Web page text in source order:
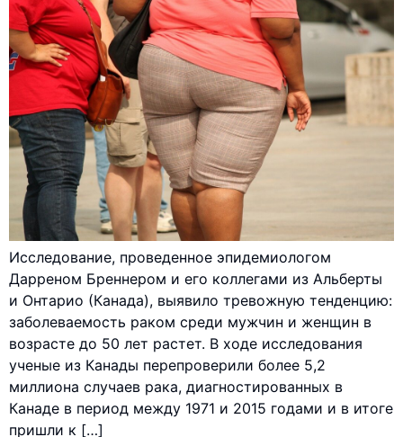
Исследование, проведенное эпидемиологом
Дарреном Бреннером и его коллегами из Альберты
и Онтарио (Канада), выявило тревожную тенденцию:
заболеваемость раком среди мужчин и женщин в
возрасте до 50 лет растет. В ходе исследования
ученые из Канады перепроверили более 5,2
миллиона случаев рака, диагностированных в
Канаде в период между 1971 и 2015 годами и в итоге
пришли к […]